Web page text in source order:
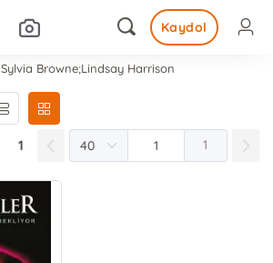
Kaydol
Sylvia Browne;Lindsay Harrison
1 1